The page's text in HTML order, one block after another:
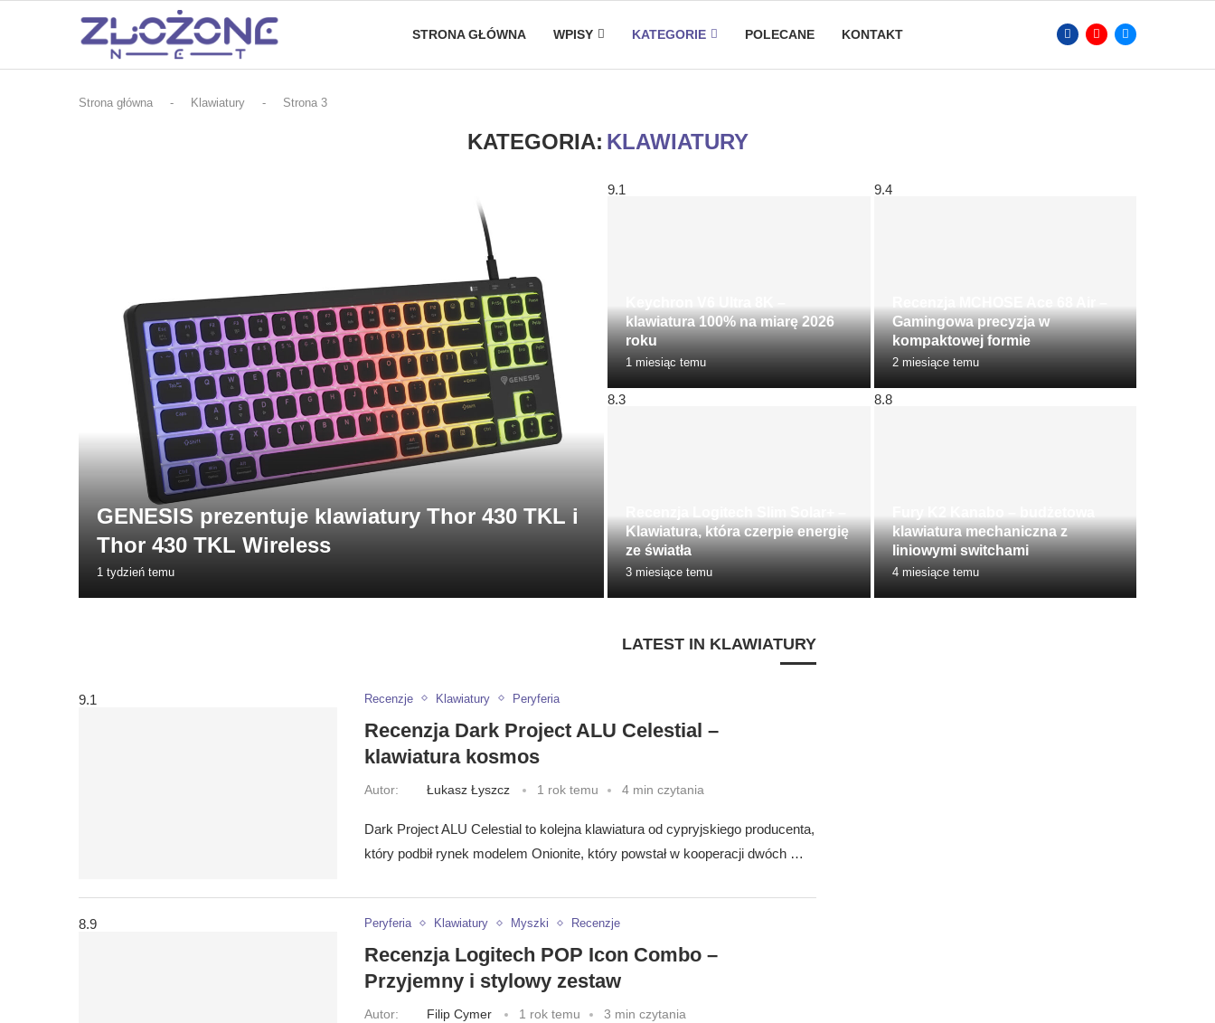
STRONA GŁÓWNA WPISY KATEGORIE POLECANE KONTAKT
Strona główna - Klawiatury - Strona 3
KATEGORIA: KLAWIATURY
GENESIS prezentuje klawiatury Thor 430 TKL i
Thor 430 TKL Wireless
1 tydzień temu
9.1
klawiatura 100% na miarę 2026
roku
1 miesiąc temu
9.4
Gamingowa precyzja w
kompaktowej formie
2 miesiące temu
8.3
Klawiatura, która czerpie energię
ze światła
3 miesiące temu
8.8
klawiatura mechaniczna z
liniowymi switchami
4 miesiące temu
LATEST IN KLAWIATURY
9.1 Recenzje Klawiatury Peryferia
Recenzja Dark Project ALU Celestial –
klawiatura kosmos
Autor: Łukasz Łyszcz 1 rok temu 4 min czytania
Dark Project ALU Celestial to kolejna klawiatura od cypryjskiego producenta,
który podbił rynek modelem Onionite, który powstał w kooperacji dwóch …
8.9 Peryferia Klawiatury Myszki Recenzje
Recenzja Logitech POP Icon Combo –
Przyjemny i stylowy zestaw
Autor: Filip Cymer 1 rok temu 3 min czytania